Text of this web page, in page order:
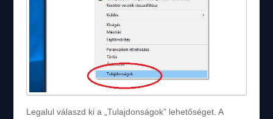
Legalul válaszd ki a „Tulajdonságok” lehetőséget. A